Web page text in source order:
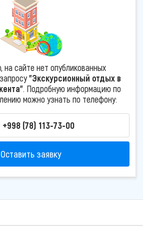
на сайте нет опубликованных
"Экскурсионный отдых в
. Подробную информацию по
можно узнать по телефону:
+998 (78) 113-73-00
Оставить заявку